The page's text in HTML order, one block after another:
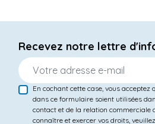
Recevez notre lettre
En cochant cette case, vous
dans ce formulaire soient utilisées
contact et de la relation commerciale
connaître et exercer vos droits,